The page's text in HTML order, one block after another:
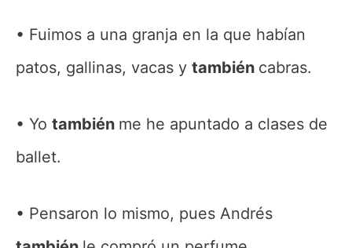
Fuimos a una granja en la que habían
patos, gallinas, vacas y también cabras.
Yo también me he apuntado a clases de
ballet.
Pensaron lo mismo, pues Andrés